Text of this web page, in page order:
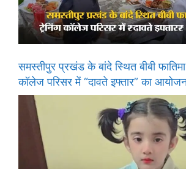
समस्तीपुर प्रखंड के बांदे स्थित बीबी
कॉलेज परिसर में “दावते इफ्तार” का